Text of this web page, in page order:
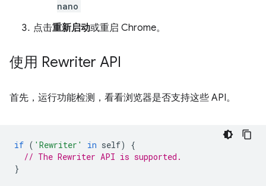
nano
点击重新启动或重启 Chrome。
使用 Rewriter API
首先，运行功能检测，看看浏览器是否支持这些 API。
if ( 'Rewriter' in self)
{
// The Rewriter API is supported.
}